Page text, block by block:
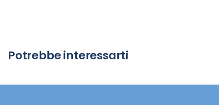
Potrebbe interessarti